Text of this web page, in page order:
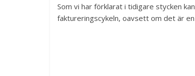
Som vi har förklarat i tidigare stycken
faktureringscykeln, oavsett om det är